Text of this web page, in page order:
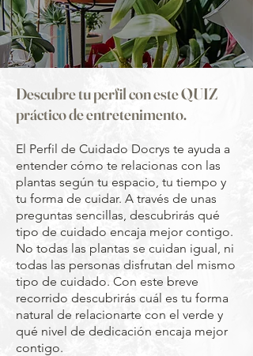
Descubre tu perfil con este QUIZ
práctico de entretenimento.
El Perfil de Cuidado Docrys te ayuda a
entender cómo te relacionas con las
plantas según tu espacio, tu tiempo y
tu forma de cuidar. A través de unas
preguntas sencillas, descubrirás qué
tipo de cuidado encaja mejor contigo.
No todas las plantas se cuidan igual, ni
todas las personas disfrutan del mismo
tipo de cuidado. Con este breve
recorrido descubrirás cuál es tu forma
natural de relacionarte con el verde y
qué nivel de dedicación encaja mejor
contigo.